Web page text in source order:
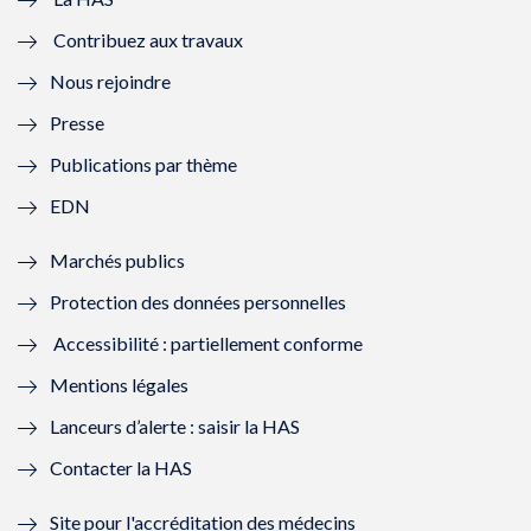
l
l
f
n
ê
t
r
e
)
e
e
n
ê
r
ê
t
e
ê
Contribuez aux travaux
Nous rejoindre
Presse
Publications par thème
EDN
Marchés publics
Protection des données personnelles
Accessibilité : partiellement conforme
Mentions légales
Lanceurs d’alerte : saisir la HAS
Contacter la HAS
Site pour l'accréditation des médecins